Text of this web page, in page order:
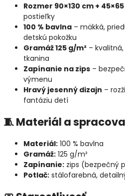
Rozmer 90×130 cm +
postieľky
100 % bavlna – mäkká,
detskú pokožku
Gramáž 125 g/m² –
tkanina
Zapínanie na zips –
výmenu
Hravý jesenný dizajn –
fantáziu detí
🧵 Materiál a
Materiál: 100 % bavlna
Gramáž: 125 g/m²
Zapínanie: zips (bezpečný
Potlač: stálofarebná,